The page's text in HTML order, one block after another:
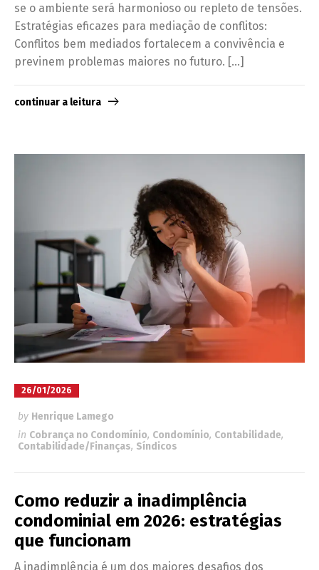
se o ambiente será harmonioso ou repleto de tensões.
Estratégias eficazes para mediação de conflitos:
Conflitos bem mediados fortalecem a convivência e
previnem problemas maiores no futuro. […]
continuar a leitura
26/01/2026
by Henrique Lamego
in Cobrança no Condomínio, Condomínio, Contabilidade,
Contabilidade/Finanças, Síndicos
Como reduzir a inadimplência
condominial em 2026: estratégias
que funcionam
A inadimplência é um dos maiores desafios dos